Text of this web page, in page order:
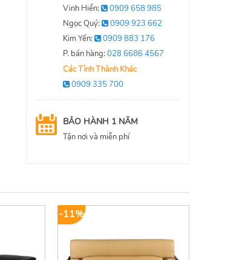
Vinh Hiển:
0909 658 985
Ngọc Quý:
0909 923 662
Kim Yến:
0909 883 176
P. bán hàng: 028 6686 4567
Các Tỉnh Thành Khác
0909 335 700
BẢO HÀNH 1 NĂM
Tận nơi và miễn phí
-11%